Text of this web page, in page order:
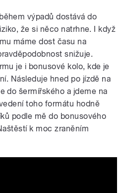
výpadů dostává do
že si něco natrhne. I když
máme dost času na
snižuje.
je i bonusové kolo, kde je
Následuje hned po jízdě na
do šermířského a jdeme na
toho formátu hodně
podle mě do bonusového
k moc zraněním